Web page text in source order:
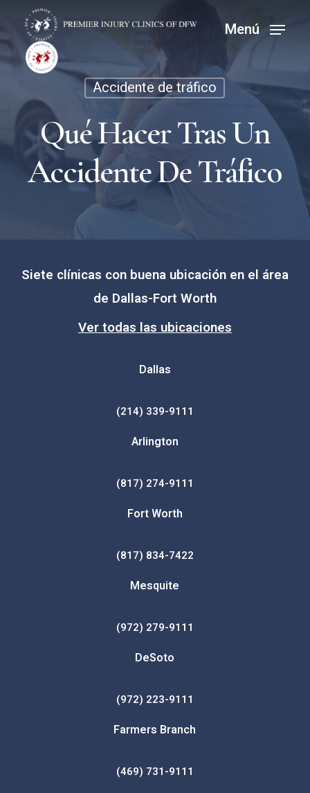
al
contenido
Menú
Accidente de tráfico
Qué Hacer Tras Un
Accidente De Tráfico
Siete clínicas con buena ubicación en el área
de Dallas-Fort Worth
Ver todas las ubicaciones
Dallas
(214) 339-9111
Arlington
(817) 274-9111
Fort Worth
(817) 834-7422
Mesquite
(972) 279-9111
DeSoto
(972) 223-9111
Farmers Branch
(469) 731-9111